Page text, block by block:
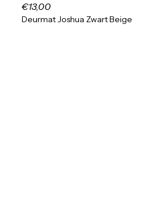
€13,00
Deurmat Joshua Zwart Beige